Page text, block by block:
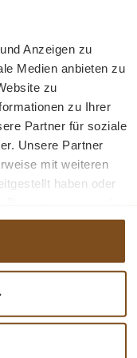
Anzeigen zu
Medien anbieten zu
zu
zu Ihrer
Partner für soziale
Unsere Partner
mit weiteren
haben oder
65/44 cm
Eckvitrine
Mit einer
Dieses Möbelstück